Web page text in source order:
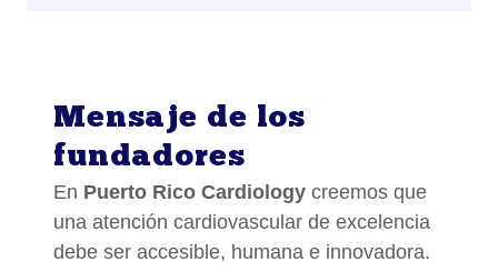
Mensaje de los
fundadores
En Puerto Rico Cardiology creemos que
una atención cardiovascular de excelencia
debe ser accesible, humana e innovadora.